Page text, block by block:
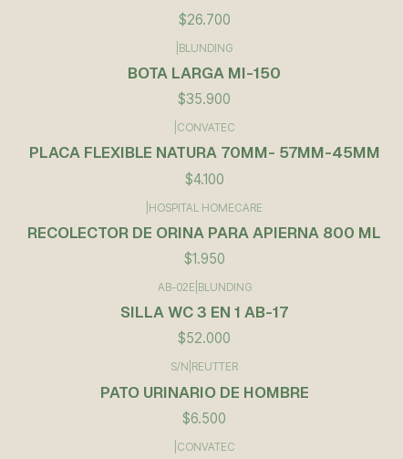
$26.700
BLUNDING
BOTA LARGA MI-150
$35.900
CONVATEC
PLACA FLEXIBLE NATURA 70MM- 57MM-45MM
$4.100
HOSPITAL HOMECARE
RECOLECTOR DE ORINA PARA APIERNA 800 ML
$1.950
AB-02E BLUNDING
SILLA WC 3 EN 1 AB-17
$52.000
S/N REUTTER
PATO URINARIO DE HOMBRE
$6.500
CONVATEC